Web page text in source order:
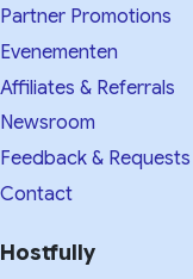
Partner Promotions
Evenementen
Affiliates & Referrals
Newsroom
Feedback & Requests
Contact
Hostfully